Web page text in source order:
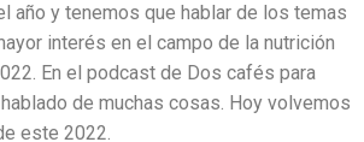
año y tenemos que hablar de los temas
interés en el campo de la nutrición
En el podcast de Dos cafés para
de muchas cosas. Hoy volvemos
este 2022.